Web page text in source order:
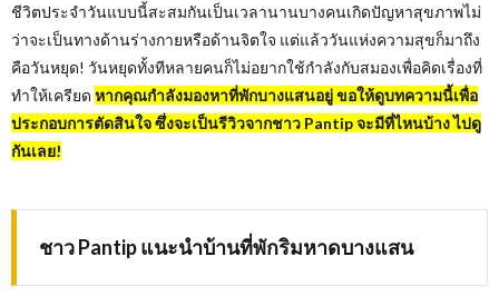
ชีวิตประจำวันแบบนี้สะสมกันเป็นเวลานานบางคนเกิดปัญหาสุขภาพไม่
ว่าจะเป็นทางด้านร่างกายหรือด้านจิตใจ แต่แล้ววันแห่งความสุขก็มาถึง
คือวันหยุด! วันหยุดทั้งทีหลายคนก็ไม่อยากใช้กำลังกับสมองเพื่อคิดเรื่องที่
ทำให้เครียด หากคุณกำลังมองหาที่พักบางแสนอยู่ ขอให้ดูบทความนี้เพื่อ
ประกอบการตัดสินใจ ซึ่งจะเป็นรีวิวจากชาว Pantip จะมีที่ไหนบ้าง ไปดู
กันเลย!
ชาว Pantip แนะนำบ้านที่พักริมหาดบางแสน